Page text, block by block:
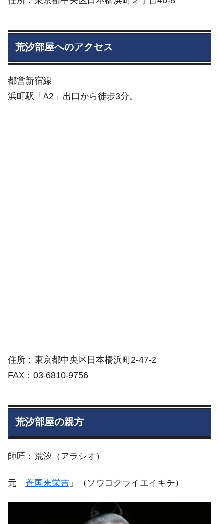
荒汐部屋へのアクセス
都営新宿線
浜町駅「A2」出口から徒歩3分。
住所：東京都中央区日本橋浜町2-47-2
FAX：03-6810-9756
荒汐部屋の親方
師匠：荒汐（アラシオ）
元「 蒼国来栄吉 」（ソウコクライエイキチ）